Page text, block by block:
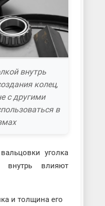
внутрь
колец,
с другими
в
уголка
внутрь влияют
и толщина его